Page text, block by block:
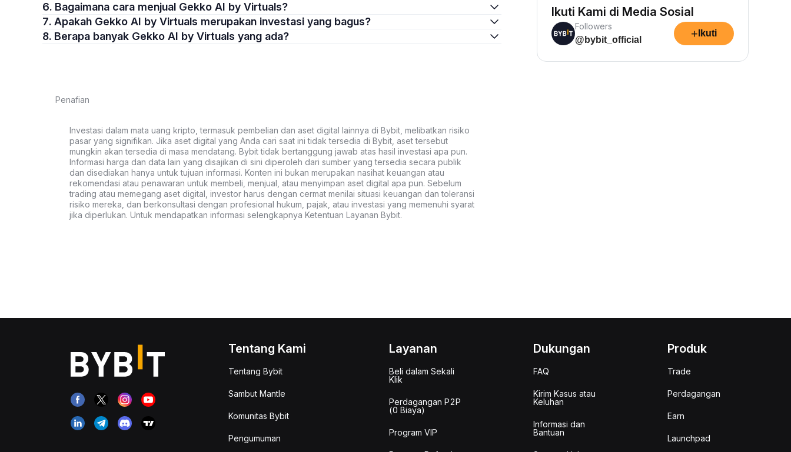
6. Bagaimana cara menjual Gekko AI by Virtuals?
7. Apakah Gekko AI by Virtuals merupakan investasi yang bagus?
8. Berapa banyak Gekko AI by Virtuals yang ada?
Penafian
Investasi dalam mata uang kripto, termasuk pembelian dan aset digital lainnya di Bybit, melibatkan risiko
pasar yang signifikan. Jika aset digital yang Anda cari saat ini tidak tersedia di Bybit, aset tersebut
mungkin akan tersedia di masa mendatang. Bybit tidak bertanggung jawab atas hasil investasi apa pun.
Informasi harga dan data lain yang disajikan di sini diperoleh dari sumber yang tersedia secara publik
dan disediakan hanya untuk tujuan informasi. Konten ini bukan merupakan nasihat keuangan atau
rekomendasi atau penawaran untuk membeli, menjual, atau menyimpan aset digital apa pun. Sebelum
trading atau memegang aset digital, investor harus dengan cermat menilai situasi keuangan dan toleransi
risiko mereka, dan berkonsultasi dengan profesional hukum, pajak, atau investasi yang memenuhi syarat
jika diperlukan. Untuk mendapatkan informasi selengkapnya Ketentuan Layanan Bybit.
Ikuti Kami di Media Sosial
Followers
@bybit_official
+ Ikuti
Tentang Kami
Tentang Bybit
Sambut Mantle
Komunitas Bybit
Pengumuman
Layanan
Beli dalam Sekali
Klik
Perdagangan P2P
(0 Biaya)
Program VIP
Dukungan
FAQ
Kirim Kasus atau
Keluhan
Informasi dan
Bantuan
Produk
Trade
Perdagangan
Earn
Launchpad